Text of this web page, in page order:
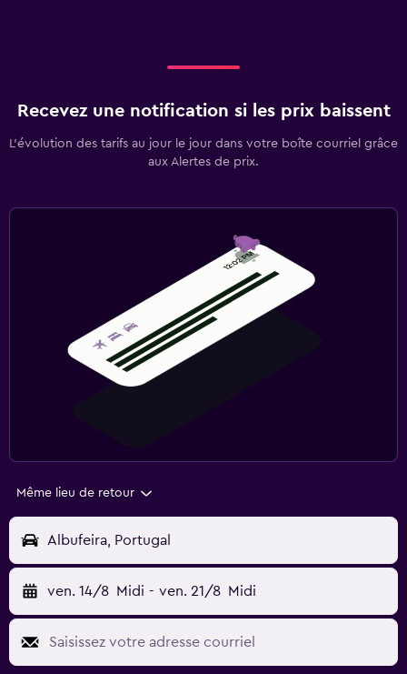
Recevez une notification si les prix baissent
L’évolution des tarifs au jour le jour dans votre boîte courriel grâce
aux Alertes de prix.
Même lieu de retour
Albufeira, Portugal
ven. 14/8 Midi - ven. 21/8 Midi